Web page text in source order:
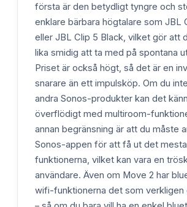
första är den betydligt tyngre och
enklare bärbara högtalare som JBL
eller JBL Clip 5 Black, vilket gör att
lika smidig att ta med på spontana
Priset är också högt, så det är en
snarare än ett impulsköp. Om du
andra Sonos-produkter kan det
överflödigt med multiroom-
annan begränsning är att du måste
Sonos-appen för att få ut det
funktionerna, vilket kan vara en
användare. Även om Move 2 har
wifi-funktionerna det som verkligen